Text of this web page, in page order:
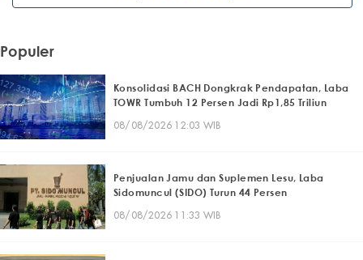
Populer
Konsolidasi BACH Dongkrak Pendapatan, Laba
TOWR Tumbuh 12 Persen Jadi Rp1,85 Triliun
08/08/2026 12:03 WIB
Penjualan Jamu dan Suplemen Lesu, Laba
Sidomuncul (SIDO) Turun 44 Persen
08/08/2026 11:33 WIB